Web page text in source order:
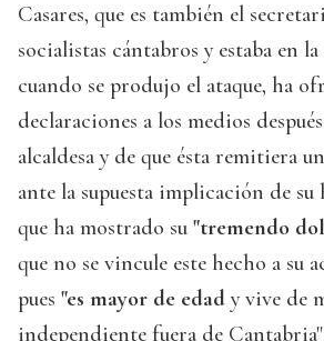
Casares, que es también el
socialistas cántabros y estaba en la
cuando se produjo el ataque, ha
declaraciones a los medios
alcaldesa y de que ésta remitiera
ante la supuesta implicación de
que ha mostrado su "tremendo
que no se vincule este hecho a su
pues "es mayor de edad y vive de
independiente fuera de